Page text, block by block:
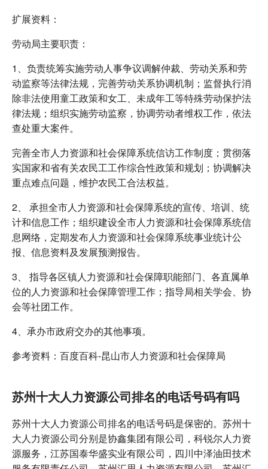
扩展资料：
劳动局主要职责：
1、负责统筹实施劳动人事争议调解仲裁、劳动关系和劳
动监察等法律法规，完善劳动关系协调机制；监督执行消
除非法使用童工政策和女工、未成年工等特殊劳动保护法
律法规；组织实施劳动监察，协调劳动者维权工作，依法
查处重大案件。
完善全市人力资源和社会保障系统信访工作制度；贯彻落
实国家和省有关农民工工作综合性政策和规划；协调解决
重点难点问题，维护农民工合法权益。
2、 承担全市人力资源和社会保障系统的宣传、培训、统
计和信息工作；组织建设全市人力资源和社会保障系统信
息网络，定期发布人力资源和社会保障系统事业统计公
报、信息资料及发展预测报告。
3、 指导各区镇人力资源和社会保障职能部门、各直属单
位的人力资源和社会保障管理工作；指导局相关学会、协
会等社团工作。
4、承办市政府交办的其他事项。
参考资料：百度百科-昆山市人力资源和社会保障局
苏州十大人力资源公司排名的电话号码有吗
苏州十大人力资源公司排名的电话号码是保密的。苏州十
大人力资源公司分别是协鑫集团有限公司，科锐尔人力资
源服务，江苏国泰华盛实业有限公司，四川中泽油田技术